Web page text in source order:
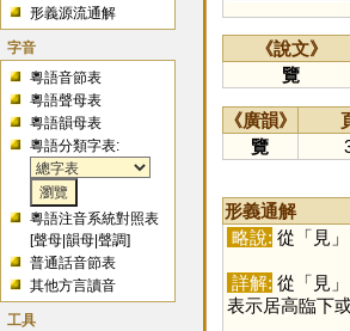
形義源流通解
字音
粵語音節表
粵語聲母表
粵語韻母表
粵語分類字表:
粵語注音系統對照表
[聲母 |韻母 |聲調]
普通話音節表
其他方言讀音
工具
《說文》
覽
《廣韻》
覽
形義通解
略說: 從「 見
詳解: 從「 見
表示居高臨下